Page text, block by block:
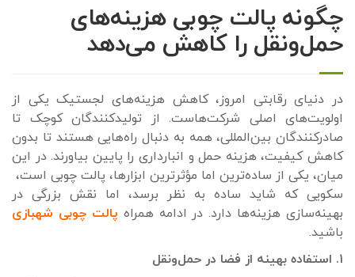
چگونه پالت چوبی هزینه‌های
حمل‌ونقل را کاهش می‌دهد
در دنیای رقابتی امروز، کاهش هزینه‌های لجستیک یکی از
اولویت‌های اصلی شرکت‌هاست. از تولیدکنندگان کوچک تا
صادرکنندگان بین‌المللی، همه به دنبال راه‌هایی هستند تا بدون
کاهش کیفیت، هزینه حمل و انبارداری را پایین بیاورند. در این
میان، یکی از ساده‌ترین اما مؤثرترین ابزارها، پالت چوبی است،
سکویی که شاید ساده به نظر برسد، اما نقش بزرگی در
بهینه‌سازی هزینه‌ها دارد. در ادامه همراه پالت چوبی شهبازی
باشید.
۱. استفاده بهینه از فضا در حمل‌ونقل